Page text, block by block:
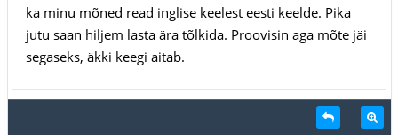
ka minu mõned read inglise keelest eesti keelde. Pika
jutu saan hiljem lasta ära tõlkida. Proovisin aga mõte jäi
segaseks, äkki keegi aitab.